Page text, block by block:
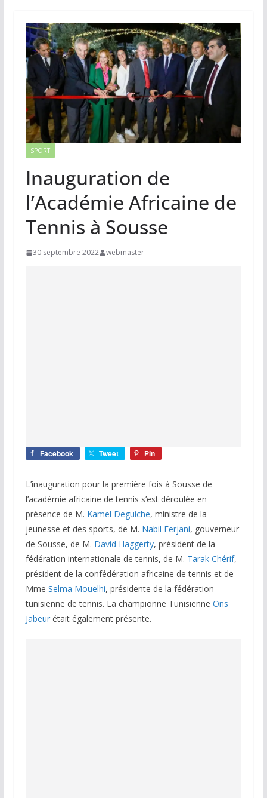
SPORT
Inauguration de
l’Académie Africaine de
Tennis à Sousse
30 septembre 2022 webmaster
Facebook Tweet Pin
L’inauguration pour la première fois à Sousse de
l’académie africaine de tennis s’est déroulée en
présence de M. Kamel Deguiche, ministre de la
jeunesse et des sports, de M. Nabil Ferjani, gouverneur
de Sousse, de M. David Haggerty, président de la
fédération internationale de tennis, de M. Tarak Chérif,
président de la confédération africaine de tennis et de
Mme Selma Mouelhi, présidente de la fédération
tunisienne de tennis. La championne Tunisienne Ons
Jabeurétait également présente.